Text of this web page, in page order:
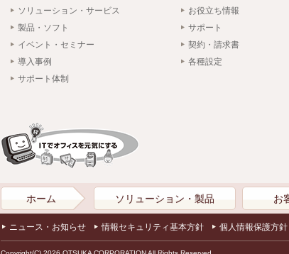
ソリューション・サービス
製品・ソフト
イベント・セミナー
導入事例
サポート体制
お役立ち情報
サポート
契約・請求書
各種設定
ホーム ソリューション・製品 お
ニュース・お知らせ 情報セキュリティ基本方針 個人情報保護方針